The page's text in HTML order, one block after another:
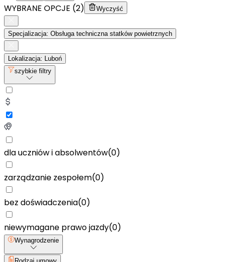
WYBRANE OPCJE (2) Wyczyść
Specjalizacja: Obsługa techniczna statków powietrznych
Lokalizacja: Luboń
szybkie filtry
dla uczniów i absolwentów(0)
zarządzanie zespołem(0)
bez doświadczenia(0)
niewymagane prawo jazdy(0)
Wynagrodzenie